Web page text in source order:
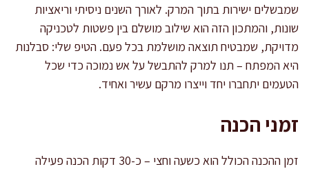
שמבשלים ישירות בתוך המרק. לאורך השנים ניסיתי וריאציות
שונות, והמתכון הזה הוא שילוב מושלם בין פשטות לטכניקה
מדויקת, שמבטיח תוצאה מושלמת בכל פעם. הטיפ שלי: סבלנות
היא המפתח – תנו למרק להתבשל על אש נמוכה כדי שכל
הטעמים יתחברו יחד וייצרו מרקם עשיר ואחיד.
זמני הכנה
זמן ההכנה הכולל הוא כשעה וחצי – כ-30 דקות הכנה פעילה